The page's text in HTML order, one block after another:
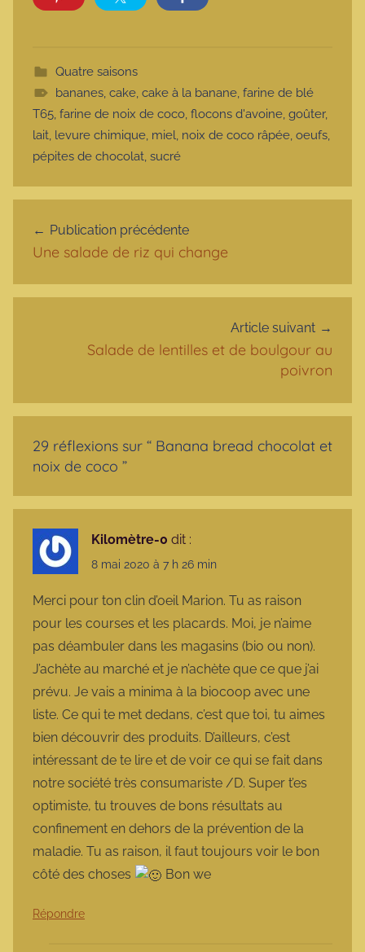
Quatre saisons
bananes, cake, cake à la banane, farine de blé
T65, farine de noix de coco, flocons d'avoine, goûter,
lait, levure chimique, miel, noix de coco râpée, oeufs,
pépites de chocolat, sucré
Publication précédente
Une salade de riz qui change
Article suivant
Salade de lentilles et de boulgour au
poivron
29 réflexions sur “ Banana bread chocolat et
noix de coco ”
Kilomètre-0 dit :
8 mai 2020 à 7 h 26 min
Merci pour ton clin d’oeil Marion. Tu as raison
pour les courses et les placards. Moi, je n’aime
pas déambuler dans les magasins (bio ou non).
J’achète au marché et je n’achète que ce que j’ai
prévu. Je vais a minima à la biocoop avec une
liste. Ce qui te met dedans, c’est que toi, tu aimes
bien découvrir des produits. D’ailleurs, c’est
intéressant de te lire et de voir ce qui se fait dans
notre société très consumariste /D. Super t’es
optimiste, tu trouves de bons résultats au
confinement en dehors de la prévention de la
maladie. Tu as raison, il faut toujours voir le bon
côté des choses
Bon we
Répondre